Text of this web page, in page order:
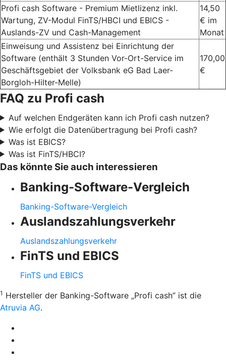
Profi cash Software - Premium Mietlizenz inkl.
Wartung, ZV-Modul FinTS/HBCI und EBICS -
Auslands-ZV und Cash-Management
14,50
€ im
Monat
Einweisung und Assistenz bei Einrichtung der
Software (enthält 3 Stunden Vor-Ort-Service im
Geschäftsgebiet der Volksbank eG Bad Laer-
Borgloh-Hilter-Melle)
170,00
€
FAQ zu Profi cash
Auf welchen Endgeräten kann ich Profi cash nutzen?
Wie erfolgt die Datenübertragung bei Profi cash?
Was ist EBICS?
Was ist FinTS/HBCI?
Das könnte Sie auch interessieren
Banking-Software-Vergleich
Banking-Software-Vergleich
Auslandszahlungsverkehr
Auslandszahlungsverkehr
FinTS und EBICS
FinTS und EBICS
1 Hersteller der Banking-Software „Profi cash” ist die
Atruvia AG.